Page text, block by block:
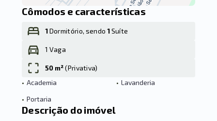
Cômodos e características
1Dormitório, sendo 1Suíte
1 Vaga
50 m²(Privativa)
• Academia • Lavanderia
• Portaria
Descrição do imóvel